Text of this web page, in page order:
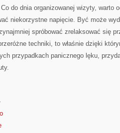
do dnia organizowanej wizyty, warto
niekorzystne napięcie. Być może
spróbować zrelaksować się
techniki, to właśnie dzięki
przypadkach panicznego lęku,